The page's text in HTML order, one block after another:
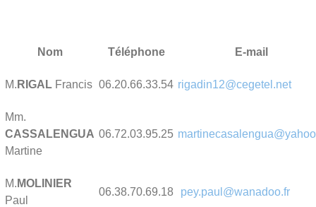
Nom Téléphone E-mail
M. RIGAL Francis 06.20.66.33.54 rigadin12@cegetel.net
Mm.
CASSALENGUA
Martine
06.72.03.95.25
M. MOLINIER
Paul
06.38.70.69.18 pey.paul@wanadoo.fr